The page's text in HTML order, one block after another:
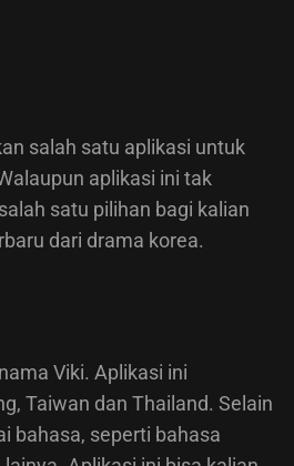
salah satu aplikasi untuk
aplikasi ini tak
satu pilihan bagi kalian
dari drama korea.
Viki. Aplikasi ini
Taiwan dan Thailand. Selain
bahasa, seperti bahasa